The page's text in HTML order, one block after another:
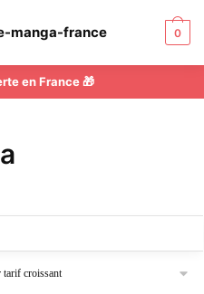
0
en France 🎁